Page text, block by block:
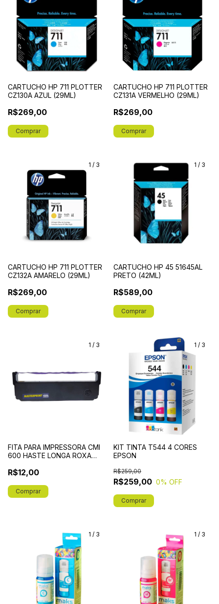
CARTUCHO HP 711 PLOTTER
CZ130A AZUL (29ML)
R$269,00
CARTUCHO HP 711 PLOTTER
CZ131A VERMELHO (29ML)
R$269,00
1 / 3
CARTUCHO HP 711 PLOTTER
CZ132A AMARELO (29ML)
R$269,00
1 / 3
CARTUCHO HP 45 51645AL
PRETO (42ML)
R$589,00
1 / 3
FITA PARA IMPRESSORA CMI
600 HASTE LONGA ROXA
R$12,00
1 / 3
KIT TINTA T544 4 CORES
EPSON
R$259,00
R$259,00
0% OFF
1 / 3 1 / 3